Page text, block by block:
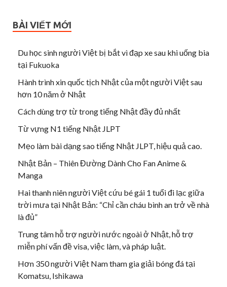
BÀI VIẾT MỚI
Du học sinh người Việt bị bắt vì đạp xe sau khi uống bia
tại Fukuoka
Hành trình xin quốc tịch Nhật của một người Việt sau
hơn 10 năm ở Nhật
Cách dùng trợ từ trong tiếng Nhật đầy đủ nhất
Từ vựng N1 tiếng Nhật JLPT
Mẹo làm bài dạng sao tiếng Nhật JLPT, hiệu quả cao.
Nhật Bản – Thiên Đường Dành Cho Fan Anime &
Manga
Hai thanh niên người Việt cứu bé gái 1 tuổi đi lạc giữa
trời mưa tại Nhật Bản: “Chỉ cần cháu bình an trở về nhà
là đủ”
Trung tâm hỗ trợ người nước ngoài ở Nhật, hỗ trợ
miễn phí vấn đề visa, việc làm, và pháp luật.
Hơn 350 người Việt Nam tham gia giải bóng đá tại
Komatsu, Ishikawa